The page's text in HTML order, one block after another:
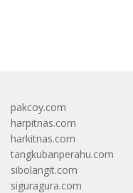
pakcoy.com
harpitnas.com
harkitnas.com
tangkubanperahu.com
sibolangit.com
siguragura.com